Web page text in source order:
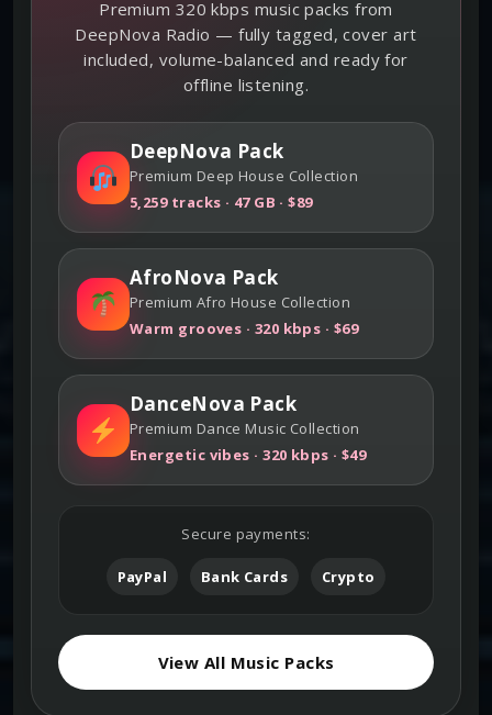
Premium 320 kbps music packs from
DeepNova Radio — fully tagged, cover art
included, volume-balanced and ready for
offline listening.
DeepNova Pack
Premium Deep House Collection
5,259 tracks · 47 GB · $89
AfroNova Pack
Premium Afro House Collection
Warm grooves · 320 kbps · $69
DanceNova Pack
Premium Dance Music Collection
Energetic vibes · 320 kbps · $49
Secure payments:
PayPal Bank Cards Crypto
View All Music Packs